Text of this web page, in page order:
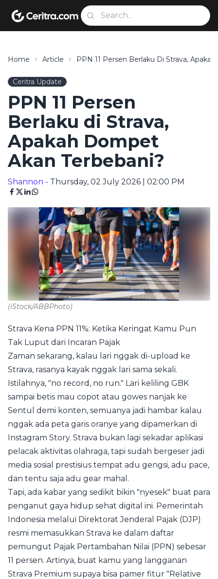
Home Article PPN 11 Persen Berlaku Di Strava,
Ceritra Update
PPN 11 Persen
Berlaku di Strava,
Apakah Dompet
Akan Terbebani?
Shannon - Thursday, 02 July 2026 | 02:00 PM
(iStock/ABBPhoto)
Strava Kena PPN 11%: Ketika Keringat Kamu Pun
Tak Luput dari Incaran Pajak
Zaman sekarang, kalau lari nggak di-upload ke
Strava, rasanya kayak nggak lari sama sekali.
Istilahnya, "no record, no run." Lari keliling GBK
sampai betis mau copot atau gowes nanjak ke
Sentul demi konten, semuanya jadi hambar kalau
nggak ada peta garis oranye yang dipamerkan di
Instagram Story. Strava bukan lagi sekadar aplikasi
pelacak aktivitas olahraga, tapi sudah bergeser jadi
media sosial prestisius tempat adu gengsi, adu pace,
dan tentu saja adu gear mahal.
Tapi, ada kabar yang sedikit bikin "nyesek" buat para
penganut gaya hidup sehat digital ini. Pemerintah
Indonesia melalui Direktorat Jenderal Pajak (DJP)
resmi memasukkan Strava ke dalam daftar
pemungut Pajak Pertambahan Nilai (PPN) sebesar
11 persen. Artinya, buat kamu yang langganan
Strava Premium supaya bisa pamer fitur "Relative